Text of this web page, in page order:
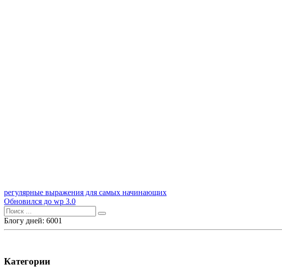
Навигация
по
записям
регулярные выражения для самых начинающих
Обновился до wp 3.0
Поиск
для:
Блогу дней: 6001
Категории